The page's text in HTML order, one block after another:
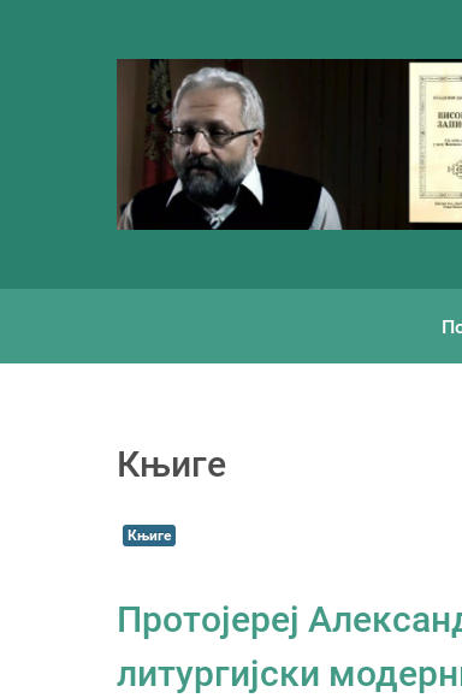
Књиге
Књиге
Протојереј
литургијски